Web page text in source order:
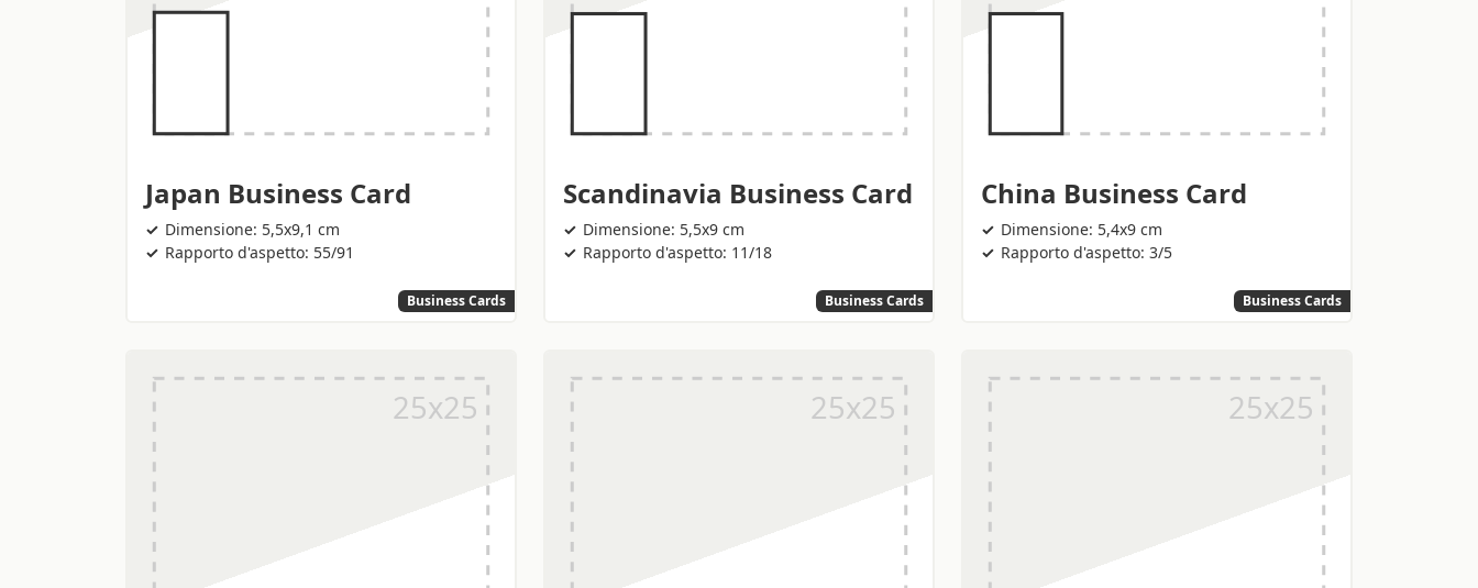
Japan Business Card
Dimensione: 5,5x9,1 cm
Rapporto d'aspetto: 55/91
Business Cards
Scandinavia Business Card
Dimensione: 5,5x9 cm
Rapporto d'aspetto: 11/18
Business Cards
China Business Card
Dimensione: 5,4x9 cm
Rapporto d'aspetto: 3/5
Business Cards